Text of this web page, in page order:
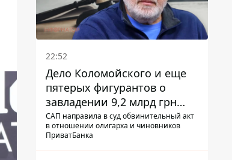
22:52
Дело Коломойского и еще
пятерых фигурантов о
завладении 9,2 млрд грн
ПриватБанка направили в
суд
САП направила в суд обвинительный акт
в отношении олигарха и чиновников
ПриватБанка